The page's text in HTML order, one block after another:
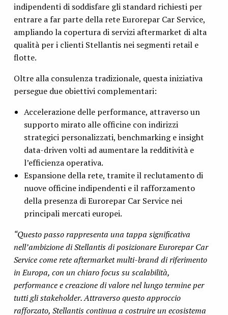
indipendenti di soddisfare gli standard richiesti per
entrare a far parte della rete Eurorepar Car Service,
ampliando la copertura di servizi aftermarket di alta
qualità per i clienti Stellantis nei segmenti retail e
flotte.
Oltre alla consulenza tradizionale, questa iniziativa
persegue due obiettivi complementari:
Accelerazione delle performance, attraverso un
supporto mirato alle officine con indirizzi
strategici personalizzati, benchmarking e insight
data-driven volti ad aumentare la redditività e
l’efficienza operativa.
Espansione della rete, tramite il reclutamento di
nuove officine indipendenti e il rafforzamento
della presenza di Eurorepar Car Service nei
principali mercati europei.
“Questo passo rappresenta una tappa significativa
nell’ambizione di Stellantis di posizionare Eurorepar Car
Service come rete aftermarket multi-brand di riferimento
in Europa, con un chiaro focus su scalabilità,
performance e creazione di valore nel lungo termine per
tutti gli stakeholder. Attraverso questo approccio
rafforzato, Stellantis continua a costruire un ecosistema